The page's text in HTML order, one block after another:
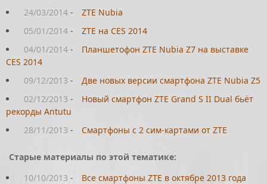
24/03/2014 -
ZTE Nubia
05/01/2014 -
ZTE на CES 2014
04/01/2014 -
Планшетофон ZTE Nubia Z7 на выставке
CES 2014
09/12/2013 -
Две новых версии смартфона ZTE Nubia Z5
02/12/2013 -
Новый смартфон ZTE Grand S II Dual бьёт
рекорды Antutu
28/11/2013 - Смартфоны с 2 сим-картами от ZTE
Старые материалы по этой тематике:
10/10/2013 -
Все смартфоны ZTE в октябре 2013 года